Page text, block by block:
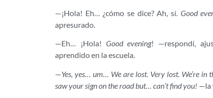
—¡Hola! Eh… ¿cómo se dice? Ah, sí. Good
apresurado.
—Eh… ¡Hola! Good evening! —respondí,
aprendido en la escuela.
—Yes, yes… um… We are lost. Very lost. We’re
saw your sign on the road but… can’t find you! —la